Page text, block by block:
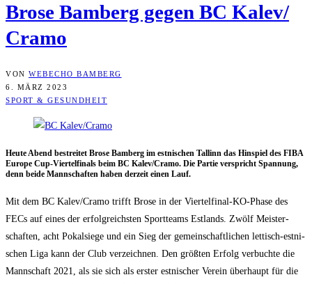
Bro­se Bam­berg gegen BC Kalev/​
Cramo
VON WEBECHO BAMBERG
6. MÄRZ 2023
SPORT & GESUNDHEIT
Heu­te Abend bestrei­tet Bro­se Bam­berg im est­ni­schen Tal­linn das Hin­spiel des FIBA
Euro­pe Cup-Vier­tel­fi­nals beim BC Kalev/​Cramo. Die Par­tie ver­spricht Span­nung,
denn bei­de Mann­schaf­ten haben der­zeit einen Lauf.
Mit dem BC Kalev/​Cramo trifft Bro­se in der Vier­tel­fi­nal-KO-Pha­se des
FECs auf eines der erfolg­reichs­ten Sport­teams Est­lands. Zwölf Meis­ter­
schaf­ten, acht Pokal­sie­ge und ein Sieg der gemein­schaft­li­chen let­tisch-est­ni­
schen Liga kann der Club ver­zeich­nen. Den größ­ten Erfolg ver­buch­te die
Mann­schaft 2021, als sie sich als ers­ter est­ni­scher Ver­ein über­haupt für die